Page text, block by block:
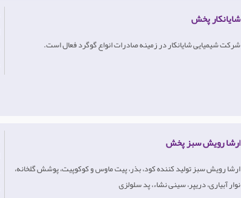
شایانکار پخش
شرکت شیمیایی شایانکار در زمینه صادرات انواع گوگرد فعال است.
ارشا رویش سبز پخش
ارشا رویش سبز تولید کننده کود، بذر، پیت ماوس و کوکوپیت، پوشش گلخانه،
نوار آبیاری، دریپر، سینی نشاء، پد سلولزی